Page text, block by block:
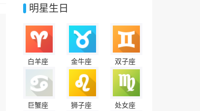
明星生日
白羊座 金牛座 双子座
巨蟹座 狮子座 处女座